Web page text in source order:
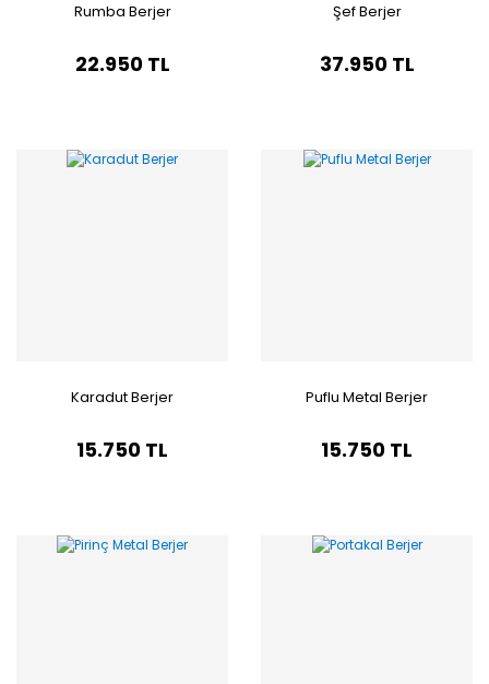
Rumba Berjer
22.950 TL
Şef Berjer
37.950 TL
Karadut Berjer
15.750 TL
Puflu Metal Berjer
15.750 TL